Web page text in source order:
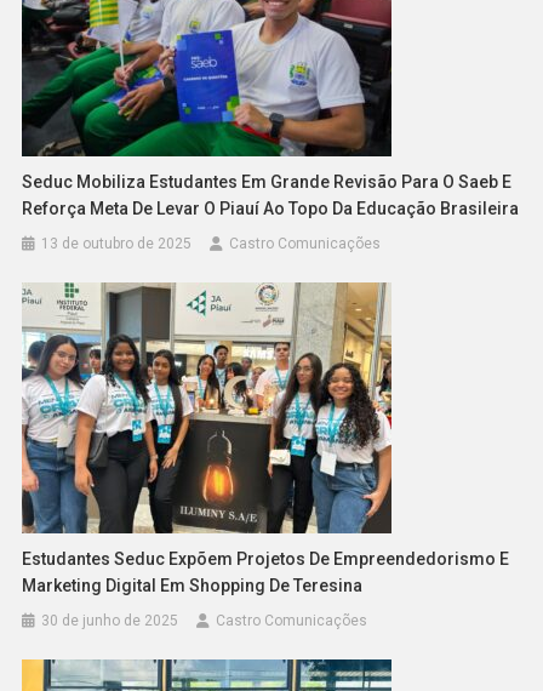
Seduc Mobiliza Estudantes Em Grande Revisão Para O Saeb E
Reforça Meta De Levar O Piauí Ao Topo Da Educação Brasileira
13 de outubro de 2025 Castro Comunicações
Estudantes Seduc Expõem Projetos De Empreendedorismo E
Marketing Digital Em Shopping De Teresina
30 de junho de 2025 Castro Comunicações